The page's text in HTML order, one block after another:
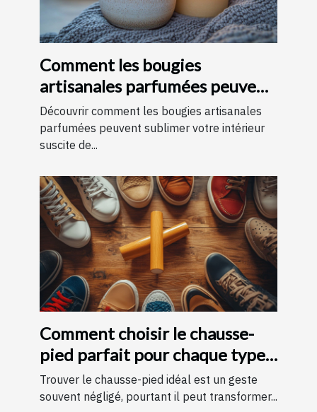
Comment les bougies
artisanales parfumées peuvent
améliorer votre intérieur
Découvrir comment les bougies artisanales
parfumées peuvent sublimer votre intérieur
suscite de...
Comment choisir le chausse-
pied parfait pour chaque type
de chaussure
Trouver le chausse-pied idéal est un geste
souvent négligé, pourtant il peut transformer...